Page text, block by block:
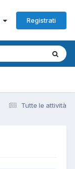
Registrati
Tutte le attività